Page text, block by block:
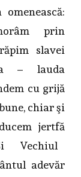
prin
slavei
– lauda
cu grijă
chiar şi
jertfă
Vechiul
adevăr